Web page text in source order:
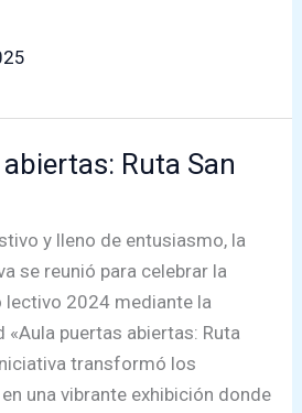
Ruta San
y lleno de entusiasmo, la
se reunió para celebrar la
lectivo 2024 mediante la
puertas abiertas: Ruta
transformó los
una vibrante exhibición donde